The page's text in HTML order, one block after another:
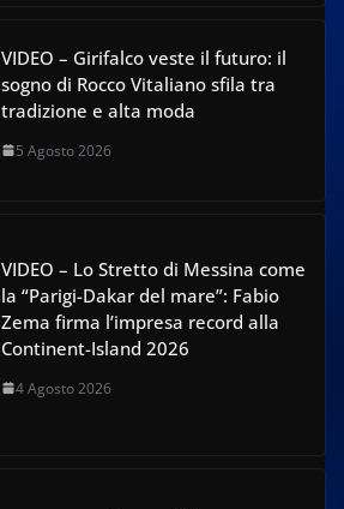
VIDEO – Girifalco veste il futuro: il
sogno di Rocco Vitaliano sfila tra
tradizione e alta moda
5 Agosto 2026
VIDEO – Lo Stretto di Messina come
la “Parigi-Dakar del mare”: Fabio
Zema firma l’impresa record alla
Continent-Island 2026
4 Agosto 2026